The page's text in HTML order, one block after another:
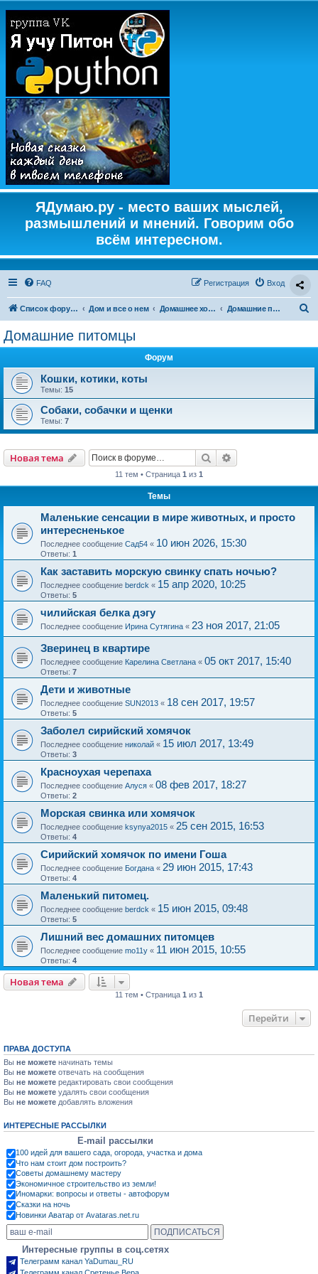
ЯДумаю.ру - место ваших мыслей,
размышлений и мнений. Говорим обо
всём интересном.
FAQ Вход
Регистрация
Список форумов Дом и все о нем Домашнее хозяйство Домашние питомцы
Домашние питомцы
Форум
Кошки, котики, коты
Темы: 15
Собаки, собачки и щенки
Темы: 7
Новая тема Поиск
11 тем • Страница 1 из 1
Темы
Маленькие сенсации в мире животных, и просто
интересненькое
Последнее сообщение Сад54 « 10 июн 2026, 15:30
Ответы: 1
Как заставить морскую свинку спать ночью?
Последнее сообщение berdck « 15 апр 2020, 10:25
Ответы: 5
чилийская белка дэгу
Последнее сообщение Ирина Сутягина « 23 ноя 2017, 21:05
Зверинец в квартире
Последнее сообщение Карелина Светлана « 05 окт 2017, 15:40
Ответы: 7
Дети и животные
Последнее сообщение SUN2013 « 18 сен 2017, 19:57
Ответы: 5
Заболел сирийский хомячок
Последнее сообщение николай « 15 июл 2017, 13:49
Ответы: 3
Красноухая черепаха
Последнее сообщение Алуся « 08 фев 2017, 18:27
Ответы: 2
Морская свинка или хомячок
Последнее сообщение ksynya2015 « 25 сен 2015, 16:53
Ответы: 4
Сирийский хомячок по имени Гоша
Последнее сообщение Богдана « 29 июн 2015, 17:43
Ответы: 4
Маленький питомец.
Последнее сообщение berdck « 15 июн 2015, 09:48
Ответы: 5
Лишний вес домашних питомцев
Последнее сообщение mo11y « 11 июн 2015, 10:55
Ответы: 4
Новая тема
11 тем • Страница 1 из 1
Перейти
ПРАВА ДОСТУПА
Вы не можете начинать темы
Вы не можете отвечать на сообщения
Вы не можете редактировать свои сообщения
Вы не можете удалять свои сообщения
Вы не можете добавлять вложения
ИНТЕРЕСНЫЕ РАССЫЛКИ
E-mail рассылки
100 идей для вашего сада, огорода, участка и дома
Что нам стоит дом построить?
Советы домашнему мастеру
Экономичное строительство из земли!
Иномарки: вопросы и ответы - автофорум
Сказки на ночь
Новинки Аватар от Avataras.net.ru
Интересные группы в соц.сетях
Телеграмм канал YaDumau_RU